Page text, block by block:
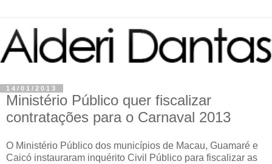
14/01/2013
Ministério Público quer fiscalizar
contratações para o Carnaval 2013
O Ministério Público dos municípios de Macau, Guamaré e
Caicó instauraram inquérito Civil Público para fiscalizar as